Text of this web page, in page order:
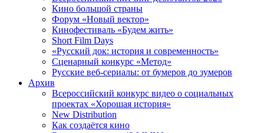
Кино большой страны
Форум «Новый вектор»
Кинофестиваль «Будем жить»
Short Film Days
«Русский док: история и современность»
Сценарный конкурс «Метод»
Русские веб-сериалы: от бумеров до зумеров
Архив
Всероссийский конкурс видео о социальных
проектах «Хорошая история»
New Distribution
Как создаётся кино